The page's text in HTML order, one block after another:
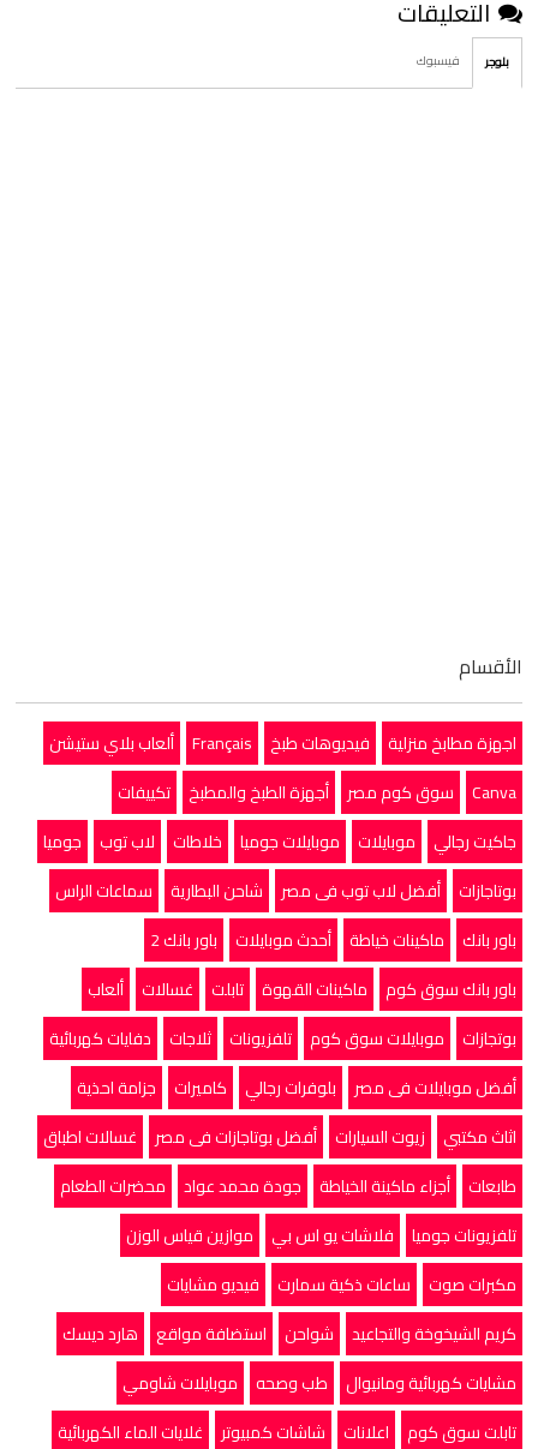
التعليقات
بلوجر فيسبوك
الأقسام
اجهزة مطابخ منزلية فيديوهات طبخ Français ألعاب بلاي ستيشن
Canva
سوق كوم مصر أجهزة الطبخ والمطبخ تكييفات
جاكيت رجالي
موبايلات موبايلات جوميا خلاطات لاب توب
جوميا
بوتاجازات أفضل لاب توب فى مصر شاحن البطارية
سماعات الراس
باور بانك
ماكينات خياطة أحدث موبايلات
باور بانك 2
باور بانك سوق كوم
ماكينات القهوة تابلت غسالات ألعاب
بوتجازات
موبايلات سوق كوم تلفزيونات ثلاجات
دفايات كهربائية
أفضل موبايلات فى مصر
بلوفرات رجالي كاميرات
جزامة احذية
اثاث مكتبي
زيوت السيارات أفضل بوتاجازات فى مصر
غسالات اطباق
طابعات أجزاء ماكينة الخياطة جودة محمد عواد
محضرات الطعام
تلفزيونات جوميا
فلاشات يو اس بي
موازين قياس الوزن
مكبرات صوت
ساعات ذكية سمارت
فيديو مشايات
كريم الشيخوخة والتجاعيد
شواحن استضافة مواقع
هارد ديسك
مشايات كهربائية ومانيوال
طب وصحه
موبايلات شاومي
تابلت سوق كوم
اعلانات شاشات كمبيوتر
غلايات الماء الكهربائية